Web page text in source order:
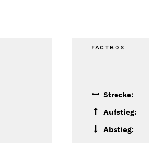
FACTBOX
Strecke:
Aufstieg:
Abstieg: